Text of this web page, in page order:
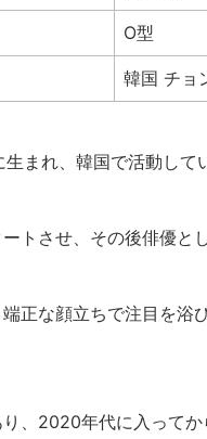
O型
韓国 チョ
まれ、韓国で活動して
トさせ、その後俳優と
正な顔立ちで注目を浴
、2020年代に入って